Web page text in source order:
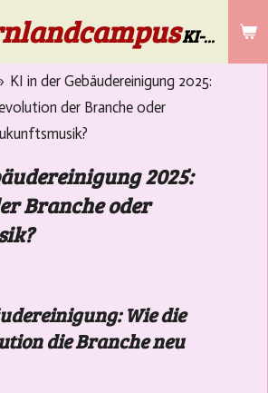
KI-Lösungen für die Gebäudereinigung & Selbstständige ab 50
KI in der Gebäudereinigung 2025:
der Branche oder
2025:
Branche oder
Wie die
die Branche neu